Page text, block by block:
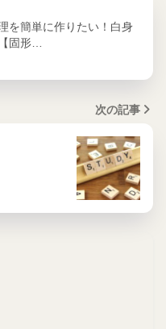
を簡単に作りたい！白身
固形…
次の記事